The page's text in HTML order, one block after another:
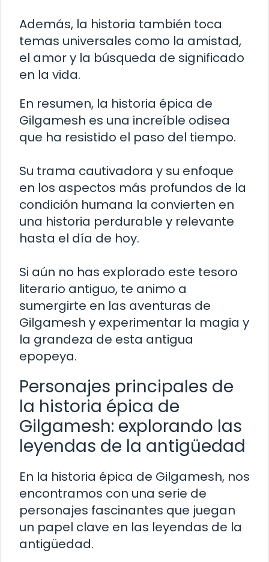
Además, la historia también toca
temas universales como la amistad,
el amor y la búsqueda de significado
en la vida.
En resumen, la historia épica de
Gilgamesh es una increíble odisea
que ha resistido el paso del tiempo.
Su trama cautivadora y su enfoque
en los aspectos más profundos de la
condición humana la convierten en
una historia perdurable y relevante
hasta el día de hoy.
Si aún no has explorado este tesoro
literario antiguo, te animo a
sumergirte en las aventuras de
Gilgamesh y experimentar la magia y
la grandeza de esta antigua
epopeya.
Personajes principales de
la historia épica de
Gilgamesh: explorando las
leyendas de la antigüedad
En la historia épica de Gilgamesh, nos
encontramos con una serie de
personajes fascinantes que juegan
un papel clave en las leyendas de la
antigüedad.